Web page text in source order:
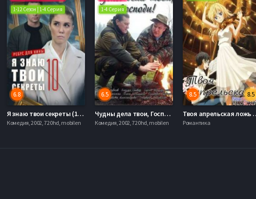
1-12 Сезон | 1-4 Серия
6.8
Я знаю твои секреты (1-12 Сезон)
Комедия, 2002, 720hd, mobilen
1-4 Серия
6.5
Чудны дела твои, Господи! (2015)
Комедия, 2002, 720hd, mobilen
8.5
8.5
Твоя апрельская ложь
Романтика